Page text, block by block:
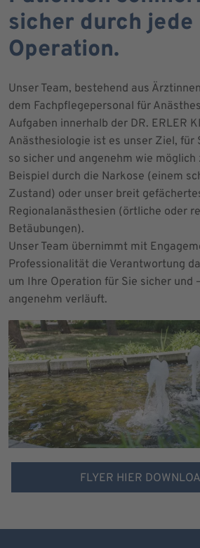
sicher durch jede
Operation.
Unser Team, bestehend aus
dem Fachpflegepersonal für
Aufgaben innerhalb der DR. ERLER
Anästhesiologie ist es unser Ziel, für
so sicher und angenehm wie möglich
Beispiel durch die Narkose (einem
Zustand) oder unser breit
Regionalanästhesien (örtliche oder
Betäubungen).
Unser Team übernimmt mit
Professionalität die Verantwortung
um Ihre Operation für Sie sicher und
angenehm verläuft.
FLYER HIER